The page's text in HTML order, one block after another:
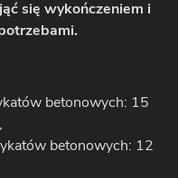
się wykończeniem i
betonowych: 15
betonowych: 12